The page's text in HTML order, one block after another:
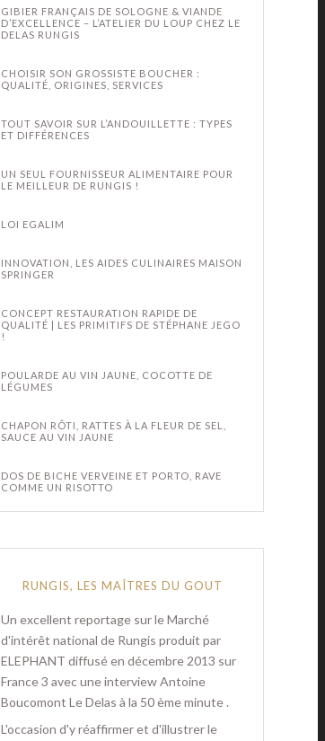
GIBIER FRANÇAIS DE SOLOGNE & VIANDE
D’EXCELLENCE – L’ATELIER DU LOUP CHEZ LE
DELAS RUNGIS
CHOISIR SON GROSSISTE BOUCHER :
QUALITÉ, ORIGINES, SERVICES
TOUT SAVOIR SUR L’ANDOUILLETTE : TYPES
ET DIFFÉRENCES
UN SEUL FOURNISSEUR ALIMENTAIRE POUR
LE MEILLEUR DE RUNGIS !
LOI EGALIM
INNOVATION, LES AIDES CULINAIRES MAISON
SPRINGER
CONCEPT RESTAURATION RAPIDE DE
QUALITÉ | LES PRIMITIFS DE STÉPHANE JEGO
!
POULARDE AU VIN JAUNE, COCOTTE DE
LÉGUMES
CHAPON RÔTI, RATTES À LA FLEUR DE SEL,
SAUCE AU VIN JAUNE
DOS DE BICHE VERVEINE ET PORTO, RAVE
COMME UN RISOTTO
RUNGIS, LES MAÎTRES DU GOUT
Un excellent reportage sur le Marché
d'intérêt national de Rungis produit par
ELEPHANT diffusé en décembre 2013 sur
France 3 avec une interview Antoine
Boucomont Le Delas à la 50 ème minute .
L'occasion d'y réaffirmer et d'illustrer le